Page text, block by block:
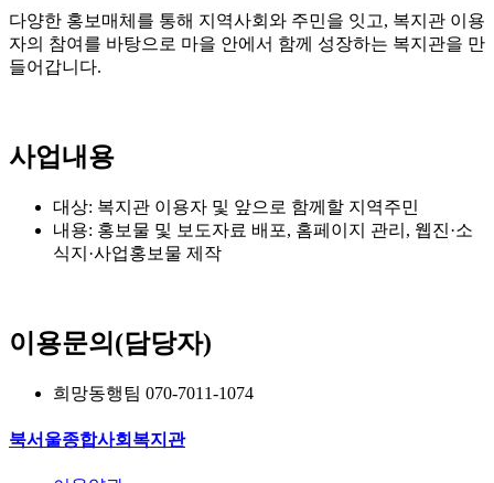
다양한 홍보매체를 통해 지역사회와 주민을 잇고, 복지관 이용
자의 참여를 바탕으로 마을 안에서 함께 성장하는 복지관을 만
들어갑니다.
사업내용
대상: 복지관 이용자 및 앞으로 함께할 지역주민
내용: 홍보물 및 보도자료 배포, 홈페이지 관리, 웹진·소
식지·사업홍보물 제작
이용문의(담당자)
희망동행팀 070-7011-1074
북서울종합사회복지관